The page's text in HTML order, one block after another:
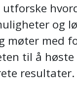
og
møter med
til å
resultater.